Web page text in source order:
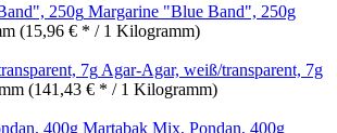
Margarine "Blue Band", 250g
(15,96 € * / 1 Kilogramm)
Agar-Agar, weiß/transparent, 7g
(141,43 € * / 1 Kilogramm)
Martabak Mix, Pondan, 400g